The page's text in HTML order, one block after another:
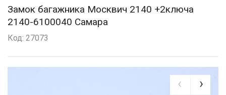
Замок багажника Москвич 2140 +2ключа
2140-6100040 Самара
Код: 27073